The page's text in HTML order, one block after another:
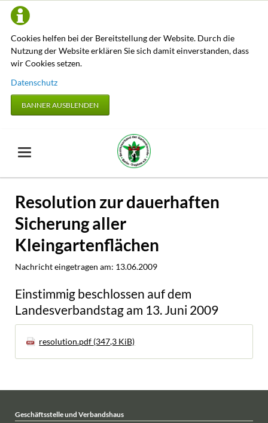
Cookies helfen bei der Bereitstellung der Website. Durch die
Nutzung der Website erklären Sie sich damit einverstanden, dass
wir Cookies setzen.
Datenschutz
BANNER AUSBLENDEN
Resolution zur dauerhaften
Sicherung aller
Kleingartenflächen
Nachricht eingetragen am: 13.06.2009
Einstimmig beschlossen auf dem
Landesverbandstag am 13. Juni 2009
resolution.pdf (347,3 KiB)
Geschäftsstelle und Verbandshaus